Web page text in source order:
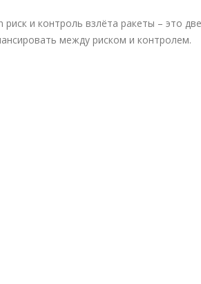
и контроль взлёта ракеты – это
между риском и контролем.